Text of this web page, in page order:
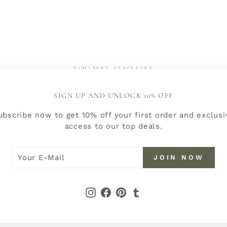
SIGN UP AND UNLOCK 10% OFF
now to get 10% off your first order and
access to our top deals.
JOIN NOW
Instagram
Facebook
Pinterest
YOU MAY ALSO LIKE